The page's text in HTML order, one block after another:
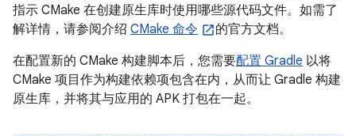
指示 CMake 在创建原生库时使用哪些源代码文件。如需了
解详情，请参阅介绍 CMake 命令
的官方文档。
在配置新的 CMake 构建脚本后，您需要配置 Gradle 以将
CMake 项目作为构建依赖项包含在内，从而让 Gradle 构建
原生库，并将其与应用的 APK 打包在一起。